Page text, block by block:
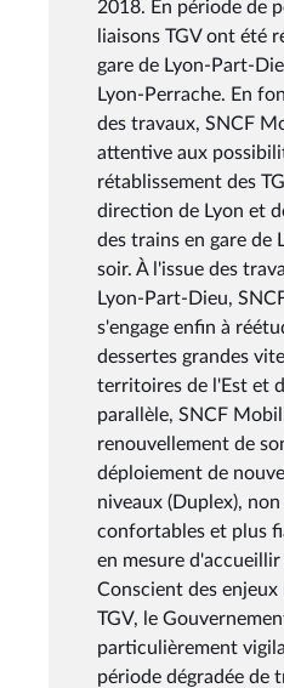
2018. En période de
liaisons TGV ont été
gare de Lyon-Part-
Lyon-Perrache. En
des travaux, SNCF
attentive aux
rétablissement des
direction de Lyon et
des trains en gare de
soir. À l'issue des
Lyon-Part-Dieu,
s'engage enfin à
dessertes grandes
territoires de l'Est et
parallèle, SNCF
renouvellement de
déploiement de
niveaux (Duplex),
confortables et plus
en mesure
Conscient des enjeux
TGV, le
particulièrement
période dégradée de